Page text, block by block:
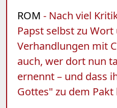
ROM - Nach viel
Papst selbst zu
Verhandlungen mit
auch, wer dort nun
ernennt – und dass
Gottes" zu dem